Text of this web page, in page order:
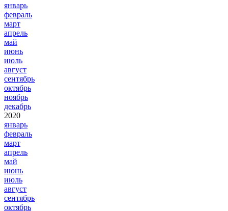
январь
февраль
март
апрель
май
июнь
июль
август
сентябрь
октябрь
ноябрь
декабрь
2020
январь
февраль
март
апрель
май
июнь
июль
август
сентябрь
октябрь